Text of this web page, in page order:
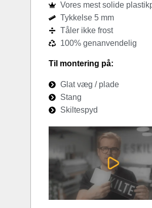
Vores mest solide
Tykkelse 5 mm
Tåler ikke frost
100% genanvendelig
Til montering på:
Glat væg / plade
Stang
Skiltespyd